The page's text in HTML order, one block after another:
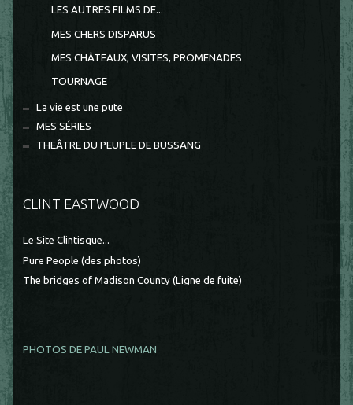
LES AUTRES FILMS DE...
MES CHERS DISPARUS
MES CHÂTEAUX, VISITES, PROMENADES
TOURNAGE
La vie est une pute
MES SÉRIES
THEÂTRE DU PEUPLE DE BUSSANG
CLINT EASTWOOD
Le Site Clintisque...
Pure People (des photos)
The bridges of Madison County (Ligne de fuite)
PHOTOS DE PAUL NEWMAN